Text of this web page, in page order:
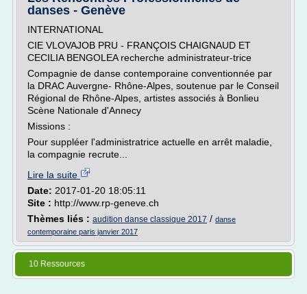
danses - Genève
INTERNATIONAL
CIE VLOVAJOB PRU - FRANÇOIS CHAIGNAUD ET
CECILIA BENGOLEA recherche administrateur-trice
Compagnie de danse contemporaine conventionnée par
la DRAC Auvergne- Rhône-Alpes, soutenue par le Conseil
Régional de Rhône-Alpes, artistes associés à Bonlieu
Scène Nationale d'Annecy
Missions :
Pour suppléer l'administratrice actuelle en arrêt maladie,
la compagnie recrute...
Lire la suite
Date: 2017-01-20 18:05:11
Site : http://www.rp-geneve.ch
Thèmes liés : audition danse classique 2017 / danse
contemporaine paris janvier 2017
10 Ressources